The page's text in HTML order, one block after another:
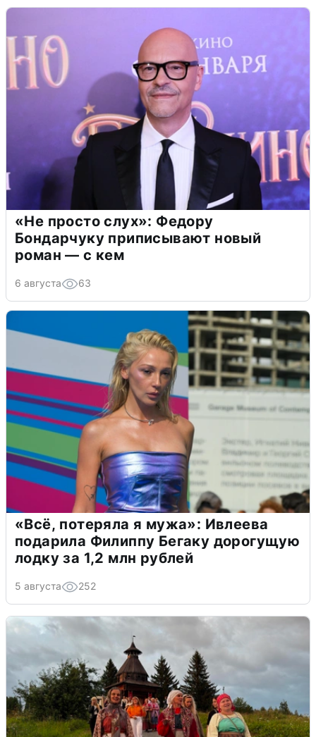
«Не просто слух»: Федору
Бондарчуку приписывают новый
роман — с кем
6 августа 63
«Всё, потеряла я мужа»: Ивлеева
подарила Филиппу Бегаку дорогущую
лодку за 1,2 млн рублей
5 августа 252